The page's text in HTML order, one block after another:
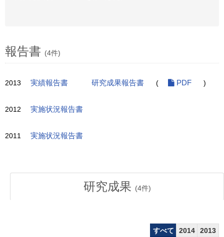
報告書 (4件)
2013 実績報告書 研究成果報告書 ( PDF )
2012 実施状況報告書
2011 実施状況報告書
研究成果 (4件)
すべて 2014
2013